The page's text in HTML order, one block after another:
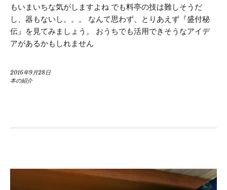
もいまいちな気がしますよね でも料亭の技は難しそうだ
し、器もないし。。。 なんて思わず、とりあえず『盛付秘
伝』を見てみましょう。 おうちでも活用できそうなアイデ
アがあるかもしれません
2016年9月28日
本の紹介